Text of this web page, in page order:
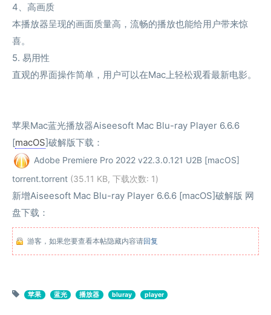
4、高画质
本播放器呈现的画面质量高，流畅的播放也能给用户带来惊
喜。
5. 易用性
直观的界面操作简单，用户可以在Mac上轻松观看最新电影。
苹果Mac蓝光播放器Aiseesoft Mac Blu-ray Player 6.6.6
[macOS]破解版下载：
Adobe Premiere Pro 2022 v22.3.0.121 U2B [macOS]
torrent.torrent (35.11 KB, 下载次数: 1)
新增Aiseesoft Mac Blu-ray Player 6.6.6 [macOS]破解版 网
盘下载：
游客，如果您要查看本帖隐藏内容请回复
苹果 蓝光 播放器 bluray player